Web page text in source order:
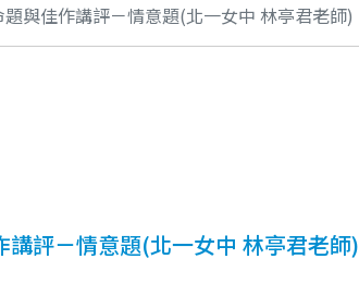
與佳作講評－情意題(北一女中 林亭君老師)
評－情意題(北一女中 林亭君老師)